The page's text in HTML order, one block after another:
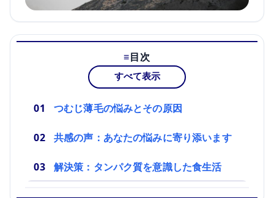
目次
すべて表示
つむじ薄毛の悩みとその原因
共感の声：あなたの悩みに寄り添います
解決策：タンパク質を意識した食生活